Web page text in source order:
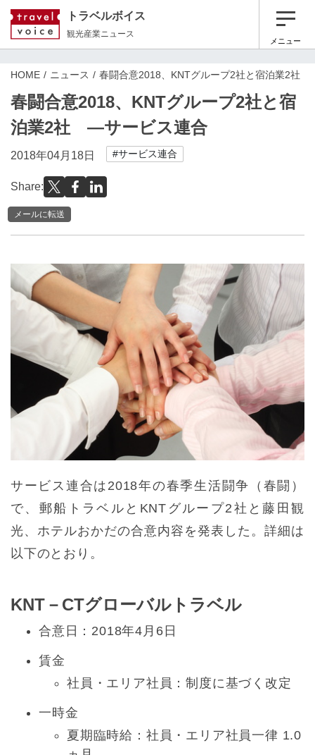
トラベルボイス
観光産業ニュース
メニュー
HOME ニュース 春闘合意2018、KNTグループ2社と宿泊業2社
春闘合意2018、KNTグループ2社と宿
泊業2社 ―サービス連合
2018年04月18日 #サービス連合
Share:
メールに転送
サービス連合は2018年の春季生活闘争（春闘）
で、郵船トラベルとKNTグループ2社と藤田観
光、ホテルおかだの合意内容を発表した。詳細は
以下のとおり。
KNT－CTグローバルトラベル
合意日：2018年4月6日
賃金
社員・エリア社員：制度に基づく改定
一時金
夏期臨時給：社員・エリア社員一律 1.0